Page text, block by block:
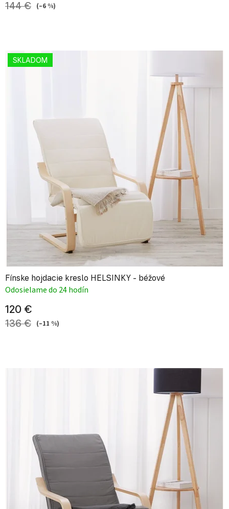
144 € (–6 %)
SKLADOM
Fínske hojdacie kreslo HELSINKY - béžové
Odosielame do 24 hodín
120 €
136 € (–11 %)